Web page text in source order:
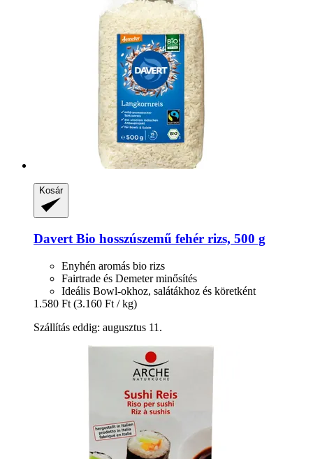
Kosár
Davert Bio hosszúszemű fehér rizs, 500 g
Enyhén aromás bio rizs
Fairtrade és Demeter minősítés
Ideális Bowl-okhoz, salátákhoz és köretként
1.580 Ft (3.160 Ft / kg)
Szállítás eddig: augusztus 11.